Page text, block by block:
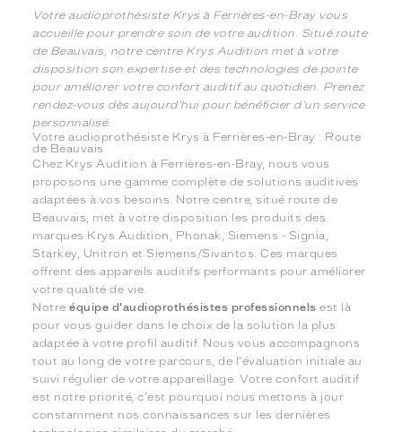
Votre audioprothésiste Krys à Ferrières-en-Bray vous
accueille pour prendre soin de votre audition. Situé route
de Beauvais, notre centre Krys Audition met à votre
disposition son expertise et des technologies de pointe
pour améliorer votre confort auditif au quotidien. Prenez
rendez-vous dès aujourd'hui pour bénéficier d'un service
personnalisé.
Votre audioprothésiste Krys à Ferrières-en-Bray : Route
de Beauvais
Chez Krys Audition à Ferrières-en-Bray, nous vous
proposons une gamme complète de solutions auditives
adaptées à vos besoins. Notre centre, situé route de
Beauvais, met à votre disposition les produits des
marques Krys Audition, Phonak, Siemens - Signia,
Starkey, Unitron et Siemens/Sivantos. Ces marques
offrent des appareils auditifs performants pour améliorer
votre qualité de vie.
Notreéquipe d'audioprothésistes professionnels est là
pour vous guider dans le choix de la solution la plus
adaptée à votre profil auditif. Nous vous accompagnons
tout au long de votre parcours, de l'évaluation initiale au
suivi régulier de votre appareillage. Votre confort auditif
est notre priorité, c'est pourquoi nous mettons à jour
constamment nos connaissances sur les dernières